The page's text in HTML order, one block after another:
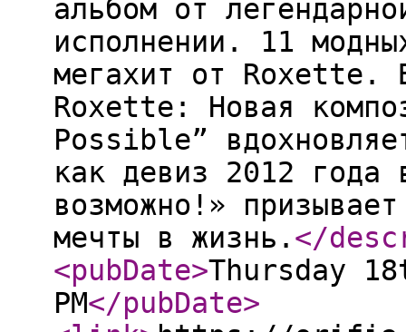
альбом от
исполнении. 11
мегахит от Roxette.
Roxette: Новая
Possible”
как девиз 2012 года
возможно!»
мечты в жизнь. </
<pubDate>Thursday
PM</pubDate>